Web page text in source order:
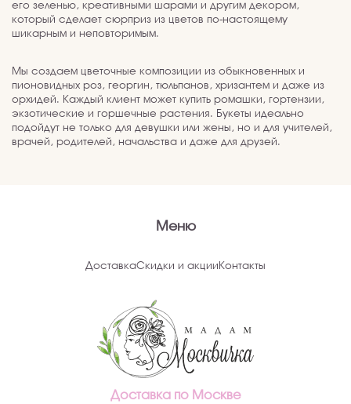
его зеленью, креативными шарами и другим декором,
который сделает сюрприз из цветов по-настоящему
шикарным и неповторимым.
Мы создаем цветочные композиции из обыкновенных и
пионовидных роз, георгин, тюльпанов, хризантем и даже из
орхидей. Каждый клиент может купить ромашки, гортензии,
экзотические и горшечные растения. Букеты идеально
подойдут не только для девушки или жены, но и для учителей,
врачей, родителей, начальства и даже для друзей.
Меню
ДоставкаСкидки и акции Контакты
Доставка по Москве